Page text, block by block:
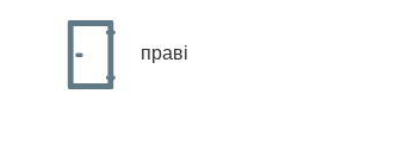
праві